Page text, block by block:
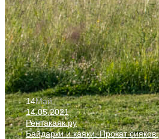
14Май
14.05.2021
Рентакаяк.ру
Байдарки и каяки. Прокат сияков.